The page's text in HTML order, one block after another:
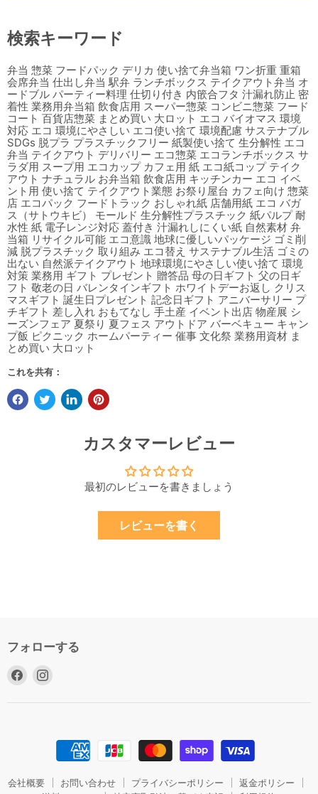
検索キーワード
弁当 惣菜 フードパック デリカ 使い捨て弁当箱 ワン折重 重箱
会席弁当 仕出し弁当 駅弁 ランチボックス テイクアウト弁当 オ
ードブル パーティー料理 仕切り付き 内篏合フタ 汁漏れ防止 密
着性 業務用弁当箱 飲食店用 スーパー惣菜 コンビニ惣菜 フード
コート 百貨店惣菜 まとめ買い 大ロット エコ バイオマス 環境
対応 エコ 環境にやさしい エコ使い捨て 環境配慮 サステナブル
SDGs 脱プラ プラスチックフリー 紙製使い捨て 生分解性 エコ
弁当 テイクアウト デリバリー エコ惣菜 エコランチボックス サ
ラダ用 スープ用 エコカップ カフェ用 紙 エコ紙コップ テイク
アウト ナチュラル お弁当箱 飲食店用 キッチンカー エコ イベ
ント用 使い捨て テイクアウト業態 お祭り屋台 カフェ向け 惣菜
店 エコパック フードトラック おしゃれ紙 店舗用紙 エコ バガ
ス（サトウキビ） モールド 生分解性プラスチック 紙パルプ 耐
水性 紙 電子レンジ対応 蓋付き 汁漏れしにくい紙 自然素材 弁
当箱 リサイクル可能 エコ意識 地球に優しいパッケージ ゴミ削
減 脱プラスチック 取り組み エコ替え サステナブル生活 ゴミの
出ない 自然派テイクアウト 地球環境にやさしい使い捨て 環境
対策 業務用 ギフト プレゼント 贈答品 母の日ギフト 父の日ギ
フト 敬老の日 バレンタインギフト ホワイトデーお返し クリス
マスギフト 誕生日プレゼント 記念日ギフト アニバーサリー プ
チギフト 差し入れ おもてなし 手土産 イベント出店 物産展 シ
ーズンフェア 夏祭り 夏フェス アウトドア バーベキュー キャン
プ飯 ピクニック ホームパーティー 催事 文化祭 業務用資材 ま
とめ買い 大ロット
これを共有：
カスタマーレビュー
最初のレビューを書きましょう
レビューを書く
フォローする
Facebook
だ
だ
会社概要 お問い合わせ プライバシーポリシー
返金ポリシー